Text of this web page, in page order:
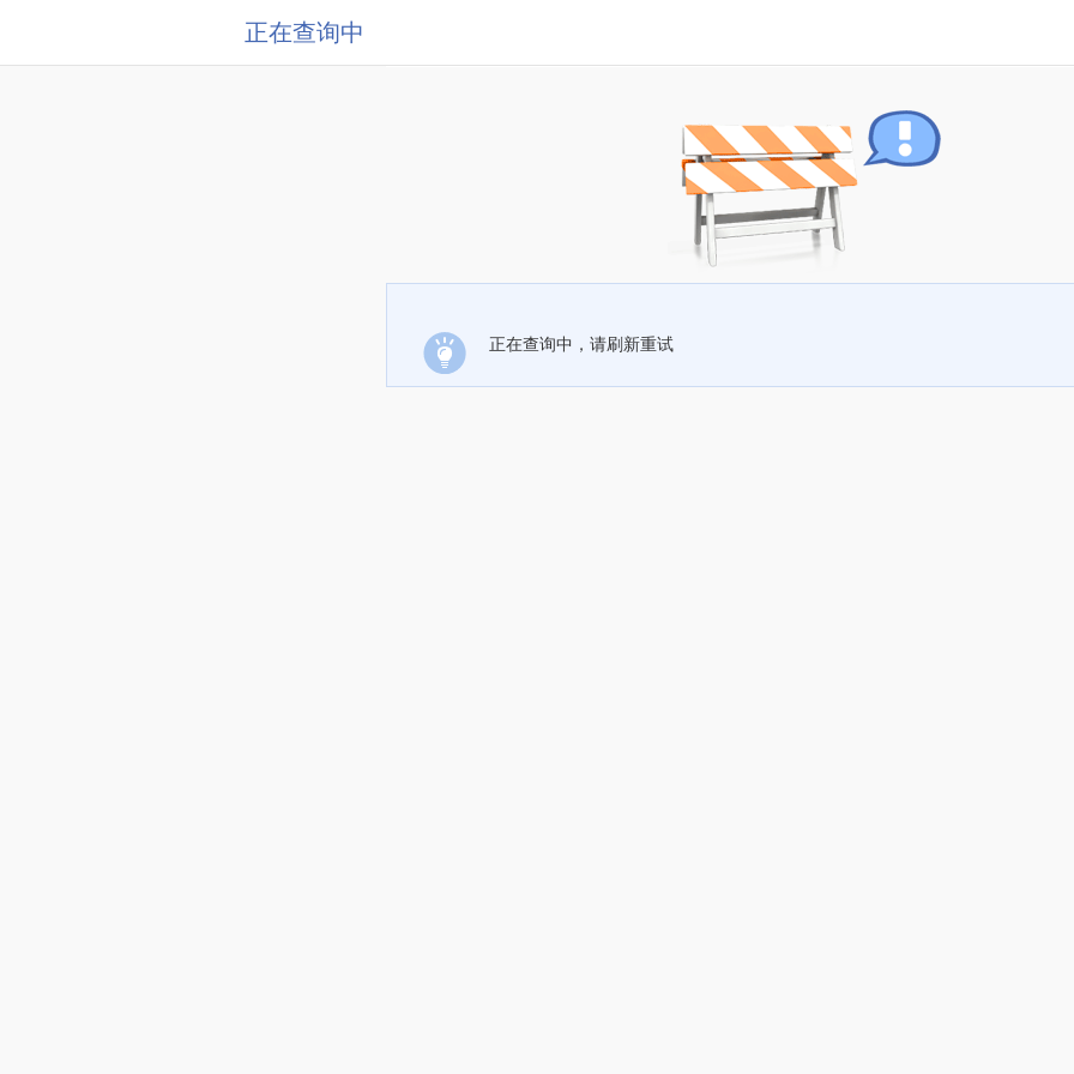
正在查询中
正在查询中，请刷新重试